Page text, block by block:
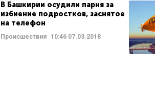
В Башкирии осудили парня за
избиение подростков, заснятое
на телефон
Происшествия 10:4607.03.2018